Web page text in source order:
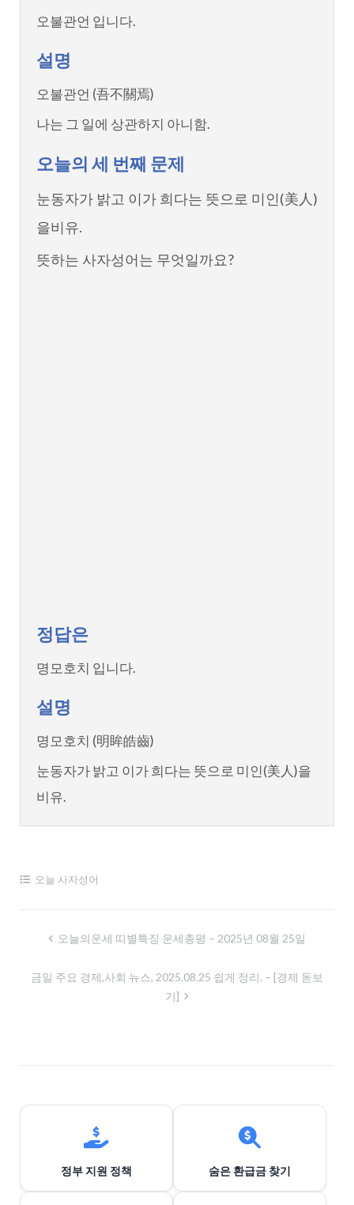
오불관언 입니다.
설명
오불관언 (吾不關焉)
나는 그 일에 상관하지 아니함.
오늘의 세 번째 문제
눈동자가 밝고 이가 희다는 뜻으로 미인(美人)
을비유.
뜻하는 사자성어는 무엇일까요?
정답은
명모호치 입니다.
설명
명모호치 (明眸皓齒)
눈동자가 밝고 이가 희다는 뜻으로 미인(美人)을
비유.
오늘 사자성어
비
오늘의운세 띠별특징 운세총평 – 2025년 08월 25일
금일 주요 경제,사회 뉴스, 2025.08.25 쉽게 정리. – [경제 돋보
기]
정부 지원 정책 숨은 환급금 찾기